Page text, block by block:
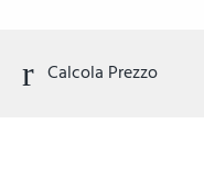
Calcola Prezzo